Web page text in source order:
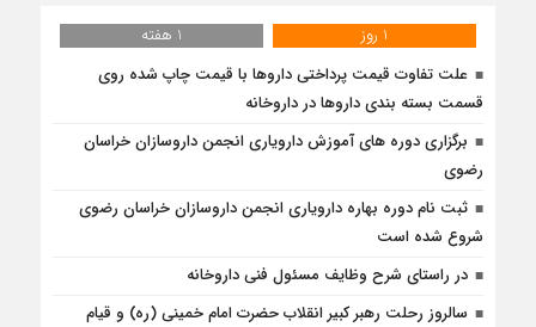
1 روز
1 هفته
علت تفاوت قیمت پرداختی داروها با قیمت چاپ شده روی
قسمت بسته بندی داروها در داروخانه
برگزاری دوره های آموزش دارویاری انجمن داروسازان خراسان
رضوی
ثبت نام دوره بهاره دارویاری انجمن داروسازان خراسان رضوی
شروع شده است
در راستای شرح وظایف مسئول فنی داروخانه
سالروز رحلت رهبر کبیر انقلاب حضرت امام خمینی (ره) و قیام